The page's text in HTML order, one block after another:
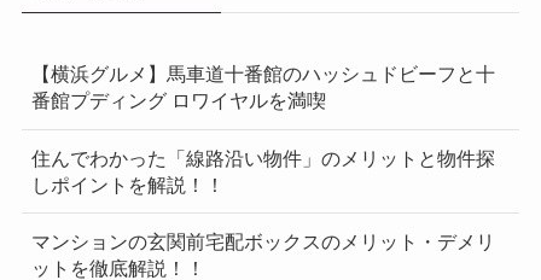
【横浜グルメ】馬車道十番館のハッシュドビーフと十
番館プディング ロワイヤルを満喫
住んでわかった「線路沿い物件」のメリットと物件探
しポイントを解説！！
マンションの玄関前宅配ボックスのメリット・デメリ
ットを徹底解説！！